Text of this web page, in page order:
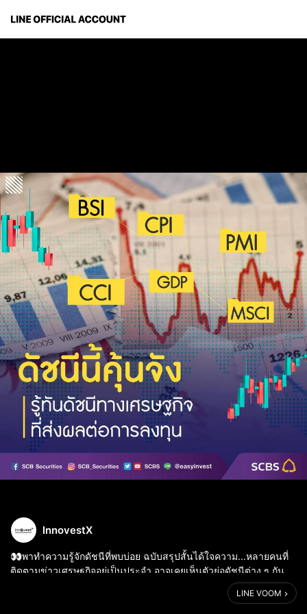
InnovestX
👀พาทำความรู้จักดัชนีที่พบบ่อย ฉบับสรุปสั้นได้ใจความ...หลายคนที่
ติดตามข่าวเศรษฐกิจอยู่เป็นประจำ อาจเคยเห็นตัวย่อดัชนีต่าง ๆ กัน
บ้างแล้ว และสงสัยไหมว่าจริง ๆ แล้ว ดัชนีเหล่านี้ย่อมาจากอะไร?
LINE VOOM